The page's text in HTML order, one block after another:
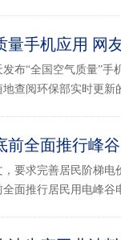
量手机应用 网
布“全国空气质量”手
查阅环保部实时更新
前全面推行峰
，要求完善居民阶梯
面推行居民用电峰谷